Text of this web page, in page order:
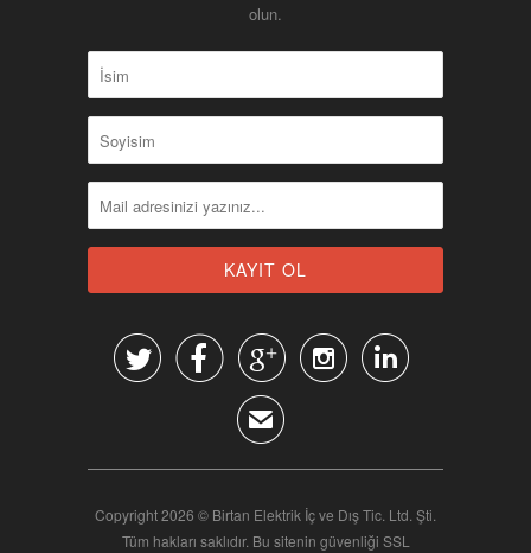
olun.
    
✉
Copyright 2026 © Birtan Elektrik İç ve Dış Tic. Ltd. Şti.
Tüm hakları saklıdır. Bu sitenin güvenliği SSL